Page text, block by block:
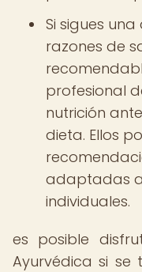
Si sigues
razones de
profesional
nutrición
dieta. Ellos
adaptadas
individuales.
es posible
Ayurvédica si se